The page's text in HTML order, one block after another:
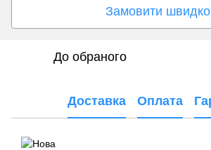
Замовити швидко
До обраного
Доставка Оплата